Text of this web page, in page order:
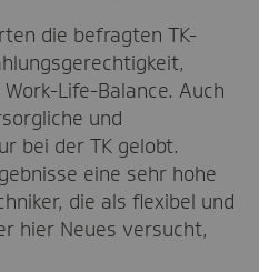
die befragten TK-
Life-Balance. Auch
und
bei der TK gelobt.
eine sehr hohe
die als flexibel und
hier Neues versucht,